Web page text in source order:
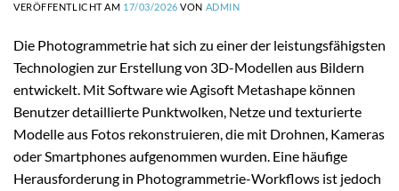
VERÖFFENTLICHT AM 17/03/2026 VON ADMIN
Die Photogrammetrie hat sich zu einer der leistungsfähigsten
Technologien zur Erstellung von 3D-Modellen aus Bildern
entwickelt. Mit Software wie Agisoft Metashape können
Benutzer detaillierte Punktwolken, Netze und texturierte
Modelle aus Fotos rekonstruieren, die mit Drohnen, Kameras
oder Smartphones aufgenommen wurden. Eine häufige
Herausforderung in Photogrammetrie-Workflows ist jedoch